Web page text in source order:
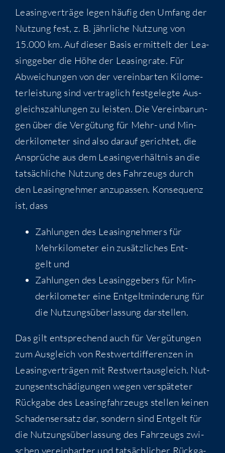
Lea­sing­ver­trä­ge legen häu­fig den Umfang der
Nut­zung fest, z. B. jähr­li­che Nut­zung von
15.000 km. Auf die­ser Basis ermit­telt der Lea­
sing­ge­ber die Höhe der Lea­sing­ra­te. Für
Abwei­chun­gen von der ver­ein­bar­ten Kilo­me­
ter­leis­tung sind ver­trag­lich fest­ge­leg­te Aus­
gleichs­zah­lun­gen zu leis­ten. Die Ver­ein­ba­run­
gen über die Ver­gü­tung für Mehr- und Min­
der­ki­lo­me­ter sind also dar­auf gerich­tet, die
Ansprü­che aus dem Lea­sing­ver­hält­nis an die
tat­säch­li­che Nut­zung des Fahr­zeugs durch
den Lea­sing­neh­mer anzu­pas­sen. Kon­se­quenz
ist, dass
Zah­lun­gen des Lea­sing­neh­mers für
Mehr­ki­lo­me­ter ein zusätz­li­ches Ent­
gelt und
Zah­lun­gen des Lea­sing­ge­bers für Min­
der­ki­lo­me­ter eine Ent­gelt­min­de­rung für
die Nut­zungs­über­las­sung darstellen.
Das gilt ent­spre­chend auch für Ver­gü­tun­gen
zum Aus­gleich von Rest­wert­dif­fe­ren­zen in
Lea­sing­ver­trä­gen mit Rest­wert­aus­gleich. Nut­
zungs­ent­schä­di­gun­gen wegen ver­spä­te­ter
Rück­ga­be des Lea­sing­fahr­zeugs stel­len kei­nen
Scha­dens­er­satz dar, son­dern sind Ent­gelt für
die Nut­zungs­über­las­sung des Fahr­zeugs zwi­
schen ver­ein­bar­ter und tat­säch­li­cher Rück­ga­